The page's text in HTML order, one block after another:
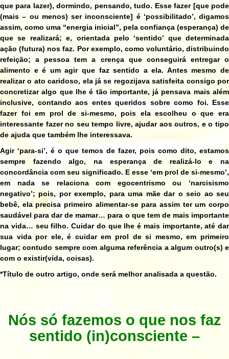
que para lazer), dormindo, pensando, tudo. Esse fazer [que pode
(mais – ou menos) ser inconsciente] é ‘possibilitado’, digamos
assim, como uma “energia inicial”, pela confiança (esperança) de
que se realizará; e, orientada pelo ‘sentido’ que determinada
ação (futura) nos faz. Por exemplo, como voluntário, distribuindo
refeição; a pessoa tem a crença que conseguirá entregar o
alimento e é um agir que faz sentido a ela. Antes mesmo de
realizar o ato caridoso, ela já se regozijava satisfeita consigo por
concretizar algo que lhe é tão importante, já pensava mais além
inclusive, contando aos entes queridos sobre como foi. Esse
fazer foi em prol de si-mesmo, pois ela escolheu o que era
interessante fazer no seu tempo livre, ajudar aos outros, e o tipo
de ajuda que também lhe interessava.
Agir ‘para-si’, é o que temos de fazer, pois como dito, estamos
sempre fazendo algo, na esperança de realizá-lo e na
concordância com seu significado. E esse ‘em prol de si-mesmo’,
em nada se relaciona com egocentrismo ou ‘narcisismo
negativo’; pois, por exemplo, para uma mãe dar o seio ao seu
bebê, ela precisa primeiro alimentar-se para assim ter um corpo
saudável para dar de mamar… para o que tem de mais importante
na vida… seu filho. Cuidar do que lhe é mais importante, até dar
sua vida por ele, é cuidar em prol de si mesmo, em primeiro
lugar; contudo sempre com alguma referência a algum outro(s) e
com o existir(vida, coisas).
*Título de outro artigo, onde será melhor analisada a questão.
Nós só fazemos o que nos faz
sentido (in)consciente –